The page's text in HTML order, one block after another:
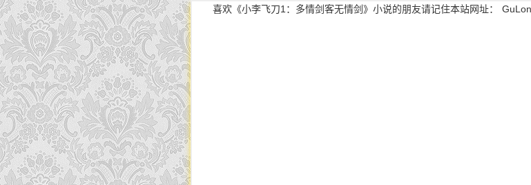
喜欢《小李飞刀1：多情剑客无情剑》小说的朋友请记住本站网址：